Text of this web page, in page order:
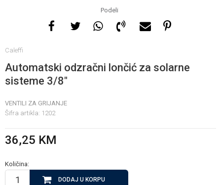
Podeli
Caleffi
Automatski odzračni lončić za solarne
sisteme 3/8"
VENTILI ZA GRIJANJE
Šifra artikla: 1202
36,25 KM
Količina:
DODAJ U KORPU
nedelje